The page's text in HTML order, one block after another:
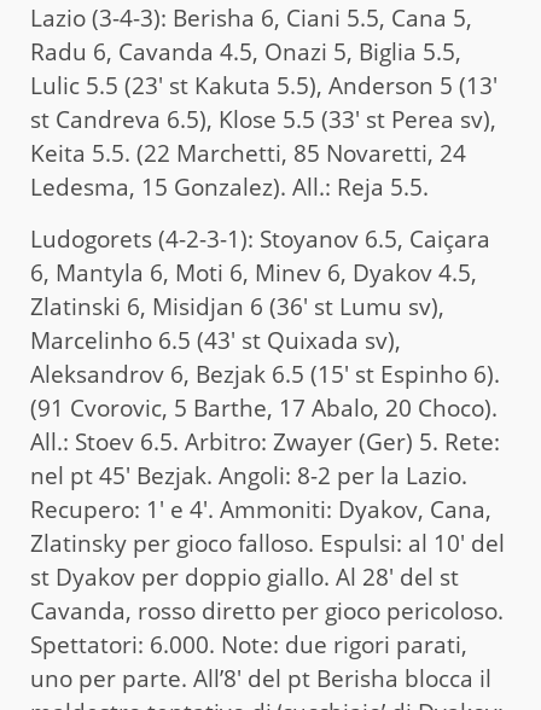
Lazio (3-4-3): Berisha 6, Ciani 5.5, Cana 5,
Radu 6, Cavanda 4.5, Onazi 5, Biglia 5.5,
Lulic 5.5 (23′ st Kakuta 5.5), Anderson 5 (13′
st Candreva 6.5), Klose 5.5 (33′ st Perea sv),
Keita 5.5. (22 Marchetti, 85 Novaretti, 24
Ledesma, 15 Gonzalez). All.: Reja 5.5.
Ludogorets (4-2-3-1): Stoyanov 6.5, Caiçara
6, Mantyla 6, Moti 6, Minev 6, Dyakov 4.5,
Zlatinski 6, Misidjan 6 (36′ st Lumu sv),
Marcelinho 6.5 (43′ st Quixada sv),
Aleksandrov 6, Bezjak 6.5 (15′ st Espinho 6).
(91 Cvorovic, 5 Barthe, 17 Abalo, 20 Choco).
All.: Stoev 6.5. Arbitro: Zwayer (Ger) 5. Rete:
nel pt 45′ Bezjak. Angoli: 8-2 per la Lazio.
Recupero: 1′ e 4′. Ammoniti: Dyakov, Cana,
Zlatinsky per gioco falloso. Espulsi: al 10′ del
st Dyakov per doppio giallo. Al 28′ del st
Cavanda, rosso diretto per gioco pericoloso.
Spettatori: 6.000. Note: due rigori parati,
uno per parte. All’8′ del pt Berisha blocca il